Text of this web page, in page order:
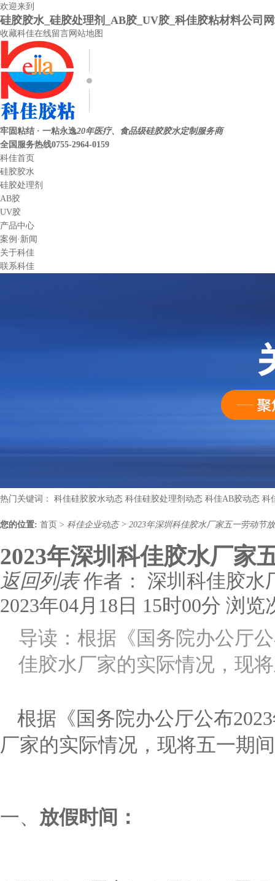
欢迎来到
硅胶胶水_硅胶处理剂_AB胶_UV胶_科佳胶粘材料公司
收藏科佳在线留言网站地图
牢固粘结 · 一粘永逸20年医疗、食品级硅胶胶水定制服务商
全国服务热线0755-2964-0159
科佳首页
硅胶胶水
硅胶处理剂
AB胶
UV胶
产品中心
案例·新闻
关于科佳
联系科佳
热门关键词： 科佳硅胶胶水动态 科佳硅胶处理剂动态 科佳AB胶动态 科
您的位置: 首页 > 科佳企业动态 > 2023年深圳科佳胶水厂家五一劳动节
2023年深圳科佳胶水厂家
返回列表作者： 深圳科佳胶水
2023年04月18日 15时00分 浏览
导读：根据《国务院办公厅
佳胶水厂家的实际情况，现
根据《国务院办公厅公布20
厂家的实际情况，现将五一期
一、 放假时间：